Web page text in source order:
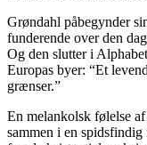
Grøndahl påbegynder
funderende over den
Og den slutter i
Europas byer: “Et
grænser.”
En melankolsk følelse
sammen i en